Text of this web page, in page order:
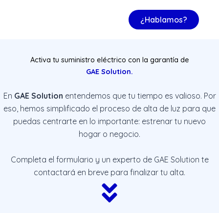
¿Hablamos?
Activa tu suministro eléctrico con la garantía de
GAE Solution.
En GAE Solution entendemos que tu tiempo es valioso. Por
eso, hemos simplificado el proceso de alta de luz para que
puedas centrarte en lo importante: estrenar tu nuevo
hogar o negocio.
Completa el formulario y un experto de GAE Solution te
contactará en breve para finalizar tu alta.